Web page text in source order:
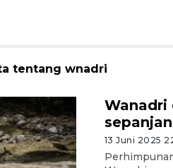
tentang wnadri
Wanadri
13 Juni 2025